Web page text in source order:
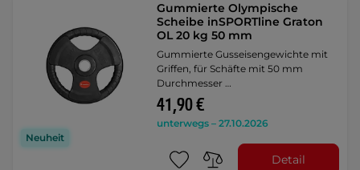
Neuheit
Gummierte Olympische
Scheibe inSPORTline Graton
OL 20 kg 50 mm
Gummierte Gusseisengewichte mit
Griffen, für Schäfte mit 50 mm
Durchmesser …
41,90 €
unterwegs – 27.10.2026
Detail